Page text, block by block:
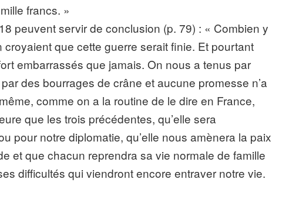
francs. »
peuvent servir de conclusion (p. 79) : « Combien y
croyaient que cette guerre serait finie. Et pourtant
embarrassés que jamais. On nous a tenus par
des bourrages de crâne et aucune promesse n’a
comme on a la routine de le dire en France,
que les trois précédentes, qu’elle sera
pour notre diplomatie, qu’elle nous amènera la paix
et que chacun reprendra sa vie normale de famille
difficultés qui viendront encore entraver notre vie.